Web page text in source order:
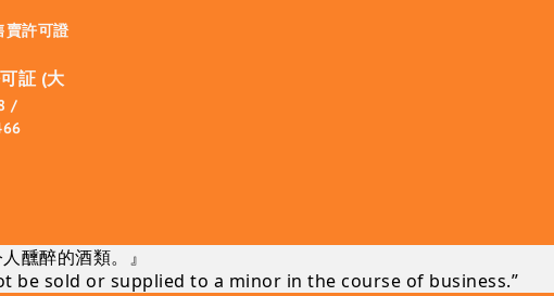
賣許可證
証 (大
/
醺醉的酒類。』
sold or supplied to a minor in the course of business.”